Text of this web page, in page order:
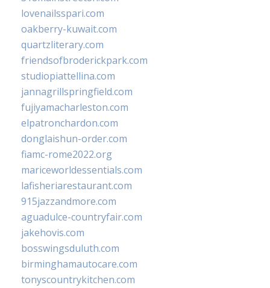
lovenailsspari.com
oakberry-kuwait.com
quartzliterary.com
friendsofbroderickpark.com
studiopiattellina.com
jannagrillspringfield.com
fujiyamacharleston.com
elpatronchardon.com
donglaishun-order.com
fiamc-rome2022.org
mariceworldessentials.com
lafisheriarestaurant.com
915jazzandmore.com
aguadulce-countryfair.com
jakehovis.com
bosswingsduluth.com
birminghamautocare.com
tonyscountrykitchen.com